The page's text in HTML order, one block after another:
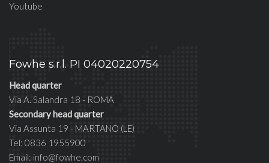
Youtube
Fowhe s.r.l. PI 04020220754
Head quarter
Via A. Salandra 18 - ROMA
Secondary head quarter
Via Assunta 19 - MARTANO (LE)
Tel: 0836 1955900
Email: info@fowhe.com